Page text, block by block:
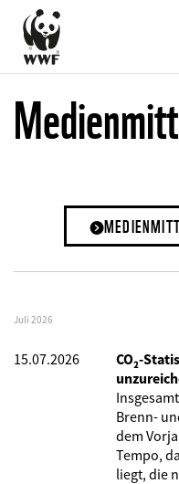
Direkt
zum
Inhalt
Juli 2026
15.07.2026
CO₂-
Brenn-
dem
Tempo,
liegt, die